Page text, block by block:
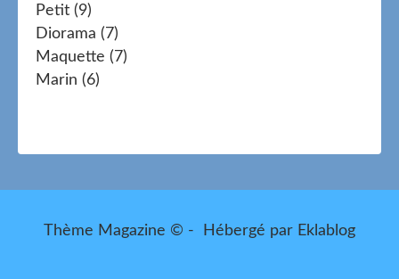
Petit (9)
Diorama (7)
Maquette (7)
Marin (6)
Thème Magazine © - Hébergé par Eklablog